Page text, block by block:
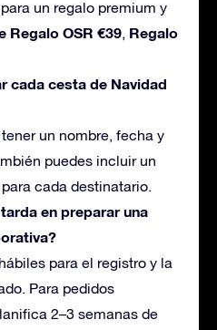
un regalo premium y
Regalo OSR €39, Regalo
cada cesta de Navidad
un nombre, fecha y
puedes incluir un
cada destinatario.
en preparar una
para el registro y la
Para pedidos
2–3 semanas de